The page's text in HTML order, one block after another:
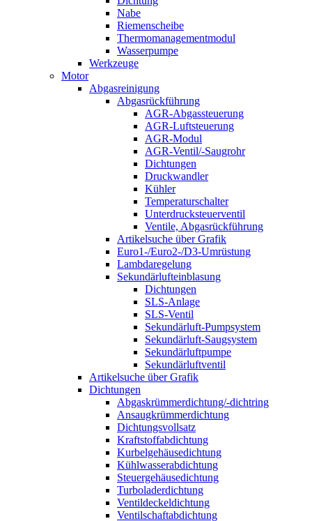
Nabe
Riemenscheibe
Thermomanagementmodul
Wasserpumpe
Werkzeuge
Motor
Abgasreinigung
Abgasrückführung
AGR-Abgassteuerung
AGR-Luftsteuerung
AGR-Modul
AGR-Ventil/-Saugrohr
Dichtungen
Druckwandler
Kühler
Temperaturschalter
Unterdrucksteuerventil
Ventile, Abgasrückführung
Artikelsuche über Grafik
Euro1-/Euro2-/D3-Umrüstung
Lambdaregelung
Sekundärlufteinblasung
Dichtungen
SLS-Anlage
SLS-Ventil
Sekundärluft-Pumpsystem
Sekundärluft-Saugsystem
Sekundärluftpumpe
Sekundärluftventil
Artikelsuche über Grafik
Dichtungen
Abgaskrümmerdichtung/-dichtring
Ansaugkrümmerdichtung
Dichtungsvollsatz
Kraftstoffabdichtung
Kurbelgehäusedichtung
Kühlwasserabdichtung
Steuergehäusedichtung
Turboladerdichtung
Ventildeckeldichtung
Ventilschaftabdichtung